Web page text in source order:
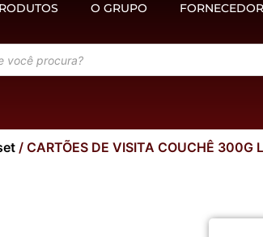
O GRUPO
/ CARTÕES DE VISITA COUCHÊ 300G